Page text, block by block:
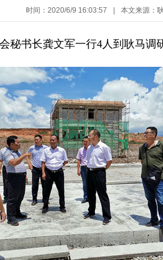
时间：2020/6/9 16:03:57 本文来源：
秘书长龚文军一行4人到耿马调